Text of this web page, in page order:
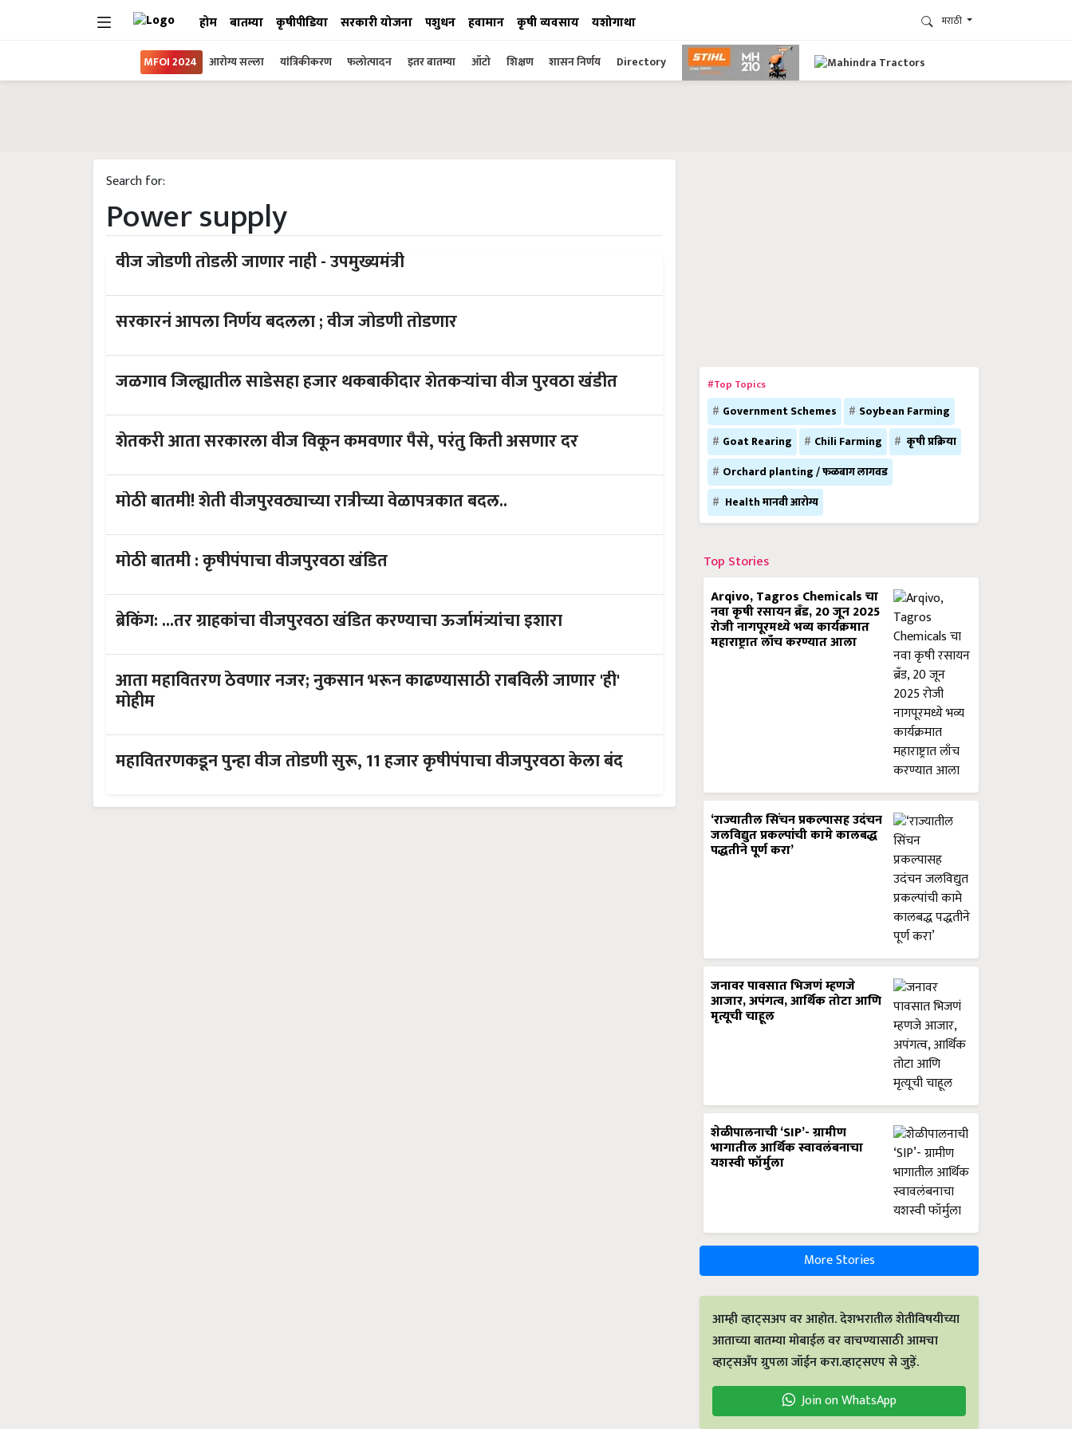
होम बातम्या कृषीपीडिया सरकारी योजना पशुधन हवामान कृषी व्यवसाय यशोगाथा मराठी
MFOI 2024 आरोग्य सल्ला यांत्रिकीकरण फलोत्पादन इतर बातम्या ऑटो शिक्षण शासन निर्णय Directory
Search for:
Power supply
वीज जोडणी तोडली जाणार नाही - उपमुख्यमंत्री
सरकारनं आपला निर्णय बदलला ; वीज जोडणी तोडणार
जळगाव जिल्ह्यातील साडेसहा हजार थकबाकीदार शेतकऱ्यांचा वीज पुरवठा खंडीत
शेतकरी आता सरकारला वीज विकून कमवणार पैसे, परंतु किती असणार दर
मोठी बातमी! शेती वीजपुरवठ्याच्या रात्रीच्या वेळापत्रकात बदल..
मोठी बातमी : कृषीपंपाचा वीजपुरवठा खंडित
ब्रेकिंग: ...तर ग्राहकांचा वीजपुरवठा खंडित करण्याचा ऊर्जामंत्र्यांचा इशारा
आता महावितरण ठेवणार नजर; नुकसान भरून काढण्यासाठी राबविली जाणार 'ही'
मोहीम
महावितरणकडून पुन्हा वीज तोडणी सुरू, 11 हजार कृषीपंपाचा वीजपुरवठा केला बंद
#Top Topics
Government Schemes
Soybean Farming
Goat Rearing
Chili Farming
कृषी प्रक्रिया
Orchard planting / फळबाग लागवड
Health मानवी आरोग्य
Top Stories
Arqivo, Tagros Chemicals चा
नवा कृषी रसायन ब्रँड, 20 जून 2025
रोजी नागपूरमध्ये भव्य कार्यक्रमात
महाराष्ट्रात लाँच करण्यात आला
‘राज्यातील सिंचन प्रकल्पासह उदंचन
जलविद्युत प्रकल्पांची कामे कालबद्ध
पद्धतीने पूर्ण करा’
जनावर पावसात भिजणं म्हणजे
आजार, अपंगत्व, आर्थिक तोटा आणि
मृत्यूची चाहूल
शेळीपालनाची ‘SIP’- ग्रामीण
भागातील आर्थिक स्वावलंबनाचा
यशस्वी फॉर्मुला
More Stories
आम्ही व्हाट्सअप वर आहोत. देशभरातील शेतीविषयीच्या
आताच्या बातम्या मोबाईल वर वाचण्यासाठी आमचा
व्हाट्सअँप ग्रुपला जॉईन करा.व्हाट्सएप से जुड़ें.
Join on WhatsApp